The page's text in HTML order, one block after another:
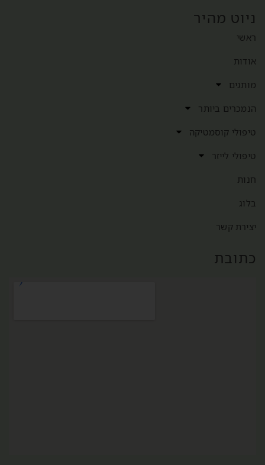
ניוט מהיר
ראשי
אודות
מותגים
הנמכרים ביותר
טיפולי קוסמטיקה
טיפולי לייזר
חנות
בלוג
יצירת קשר
כתובת